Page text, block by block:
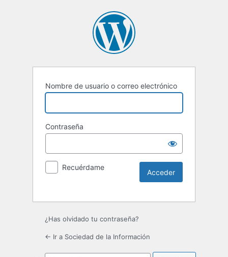
Nombre de usuario o correo electrónico
Contraseña
Recuérdame
¿Has olvidado tu contraseña?
← Ir a Sociedad de la Información